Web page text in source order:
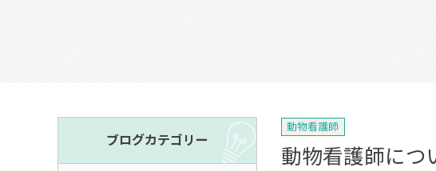
動物看護師
動物看護師に
ブログカテゴリー